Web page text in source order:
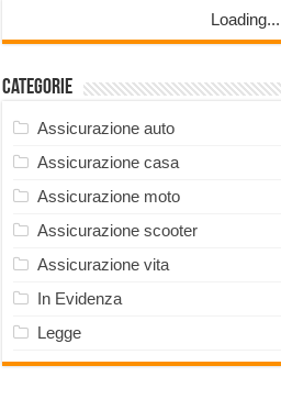
Loading...
Categorie
Assicurazione auto
Assicurazione casa
Assicurazione moto
Assicurazione scooter
Assicurazione vita
In Evidenza
Legge